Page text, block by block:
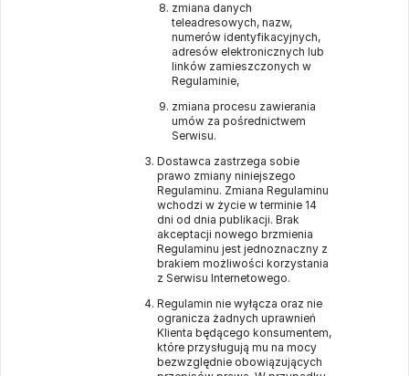
zmiana danych
teleadresowych, nazw,
numerów identyfikacyjnych,
adresów elektronicznych lub
linków zamieszczonych w
Regulaminie,
zmiana procesu zawierania
umów za pośrednictwem
Serwisu.
Dostawca zastrzega sobie
prawo zmiany niniejszego
Regulaminu. Zmiana Regulaminu
wchodzi w życie w terminie 14
dni od dnia publikacji. Brak
akceptacji nowego brzmienia
Regulaminu jest jednoznaczny z
brakiem możliwości korzystania
z Serwisu Internetowego.
Regulamin nie wyłącza oraz nie
ogranicza żadnych uprawnień
Klienta będącego konsumentem,
które przysługują mu na mocy
bezwzględnie obowiązujących